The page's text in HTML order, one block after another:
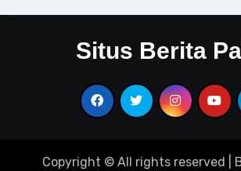
Situs Berita
Copyright © All rights reserved